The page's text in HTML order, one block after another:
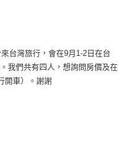
台灣旅行，會在9月1-2日在台
我們共有四人，想詢問房價及在
開車）。謝謝